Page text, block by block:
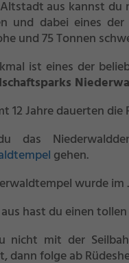
aus kannst du
und dabei eines
und 75 Tonnen
ist eines der
12 Jahre dauerten
das
gehen.
wurde
hast du einen
nicht mit der
dann folge ab